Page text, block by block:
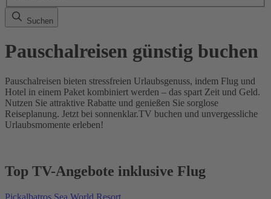
Suchen
Pauschalreisen günstig buchen
Pauschalreisen bieten stressfreien Urlaubsgenuss, indem Flug und
Hotel in einem Paket kombiniert werden – das spart Zeit und Geld.
Nutzen Sie attraktive Rabatte und genießen Sie sorglose
Reiseplanung. Jetzt bei sonnenklar.TV buchen und unvergessliche
Urlaubsmomente erleben!
Top TV-Angebote inklusive Flug
Pickalbatros Sea World Resort